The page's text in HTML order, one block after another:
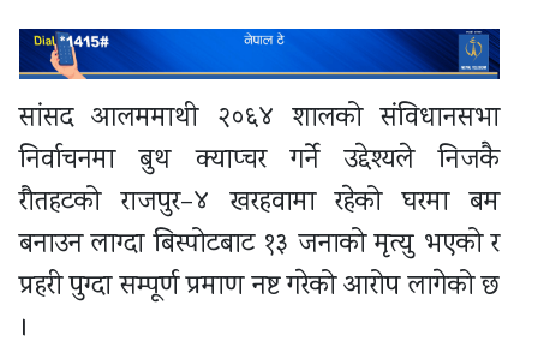
सांसद आलममाथी २०६४ शालको संविधानसभा
निर्वाचनमा बुथ क्याप्चर गर्ने उद्देश्यले निजकै
रौतहटको राजपुर–४ खरहवामा रहेको घरमा बम
बनाउन लाग्दा बिस्पोटबाट १३ जनाको मृत्यु भएको र
प्रहरी पुग्दा सम्पूर्ण प्रमाण नष्ट गरेको आरोप लागेको छ
।